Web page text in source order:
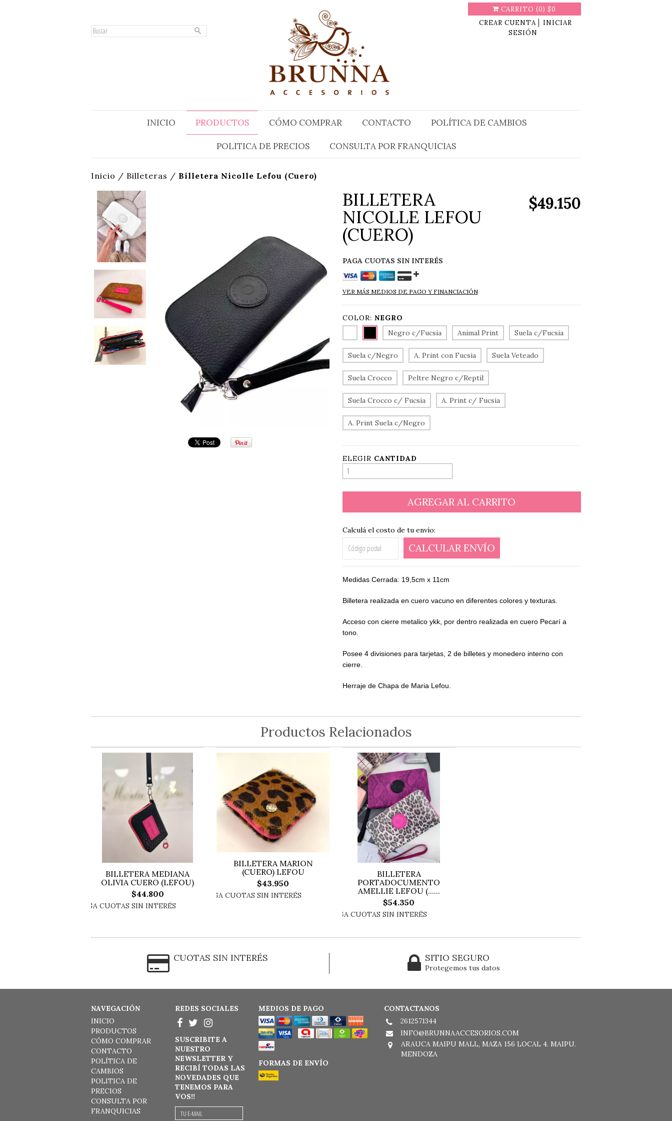
CARRITO (0)$0
CREAR CUENTA
INICIAR
SESIÓN
INICIO PRODUCTOS CÓMO COMPRAR CONTACTO POLÍTICA DE CAMBIOS
POLITICA DE PRECIOS CONSULTA POR FRANQUICIAS
Inicio / Billeteras / Billetera Nicolle Lefou (Cuero)
BILLETERA
NICOLLE LEFOU
(CUERO)
$49.150
VER MÁS MEDIOS DE PAGO Y FINANCIACIÓN
COLOR: NEGRO
Negro c/Fucsia
Animal Print Suela c/Fucsia
Suela c/Negro A. Print con Fucsia Suela Veteado
Suela Crocco Peltre Negro c/Reptil
Suela Crocco c/ Fucsia A. Print c/ Fucsia
A. Print Suela c/Negro
ELEGIR CANTIDAD
Calculá el costo de tu envío:
CALCULAR ENVÍO
Medidas Cerrada: 19,5cm x 11cm
Billetera realizada en cuero vacuno en diferentes colores y texturas.
Acceso con cierre metalico ykk, por dentro realizada en cuero Pecarí a
tono.
Posee 4 divisiones para tarjetas, 2 de billetes y monedero interno con
cierre.
Herraje de Chapa de Maria Lefou.
Productos Relacionados
BILLETERA MEDIANA
OLIVIA CUERO (LEFOU)
$44.800
BILLETERA MARION
(CUERO) LEFOU
$43.950
BILLETERA
PORTADOCUMENTO
AMELLIE LEFOU (......
$54.350
CUOTAS SIN INTERÉS SITIO SEGURO
Protegemos tus datos
NAVEGACIÓN
INICIO
PRODUCTOS
CÓMO COMPRAR
CONTACTO
POLÍTICA DE
CAMBIOS
POLITICA DE
PRECIOS
CONSULTA POR
FRANQUICIAS
REDES SOCIALES
SUSCRIBITE A
NUESTRO
NEWSLETTER Y
RECIBÍ TODAS LAS
NOVEDADES QUE
TENEMOS PARA
VOS!!
MEDIOS DE PAGO
FORMAS DE ENVÍO
CONTACTANOS
2612571344
INFO@BRUNNAACCESORIOS.COM
ARAUCA MAIPU MALL, MAZA 156 LOCAL 4. MAIPU.
MENDOZA